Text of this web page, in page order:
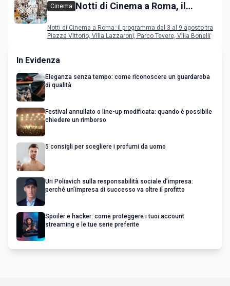
Cinema Notti di Cinema a Roma, il
Notti di Cinema a Roma: il programma dal 3 al 9 agosto tra
Piazza Vittorio, Villa Lazzaroni, Parco Tevere, Villa Bonelli
In Evidenza
Eleganza senza tempo: come riconoscere un guardaroba
di qualità
Festival annullato o line-up modificata: quando è possibile
chiedere un rimborso
5 consigli per scegliere i profumi da uomo
Uri Poliavich sulla responsabilità sociale d’impresa:
perché un’impresa di successo va oltre il profitto
Spoiler e hacker: come proteggere i tuoi account
streaming e le tue serie preferite